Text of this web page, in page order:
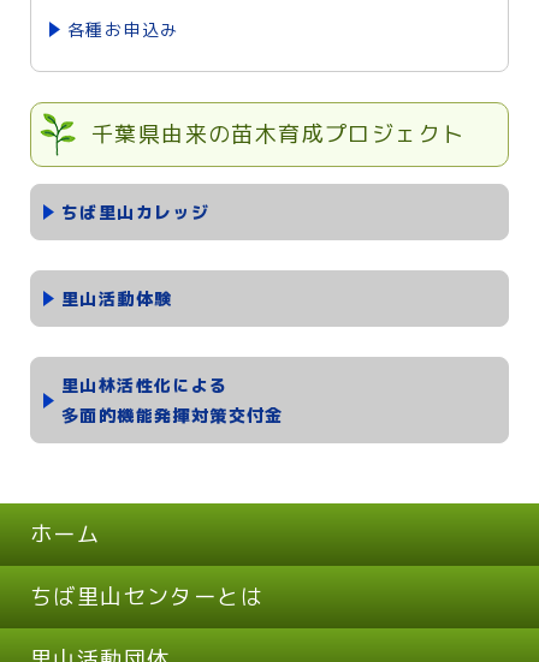
各種お申込み
千葉県由来の苗木育成プロジェクト
ちば里山カレッジ
里山活動体験
里山林活性化による
多面的機能発揮対策交付金
ホーム
ちば里山センターとは